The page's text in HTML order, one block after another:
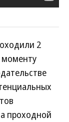
2
моменту
проходной